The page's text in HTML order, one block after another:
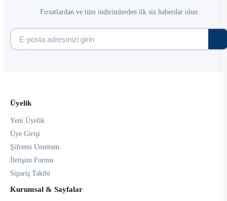
Fırsatlardan ve tüm indirimlerden ilk siz haberdar olun.
Üyelik
Yeni Üyelik
Üye Girişi
Şifremi Unuttum
İletişim Formu
Sipariş Takibi
Kurumsal & Sayfalar